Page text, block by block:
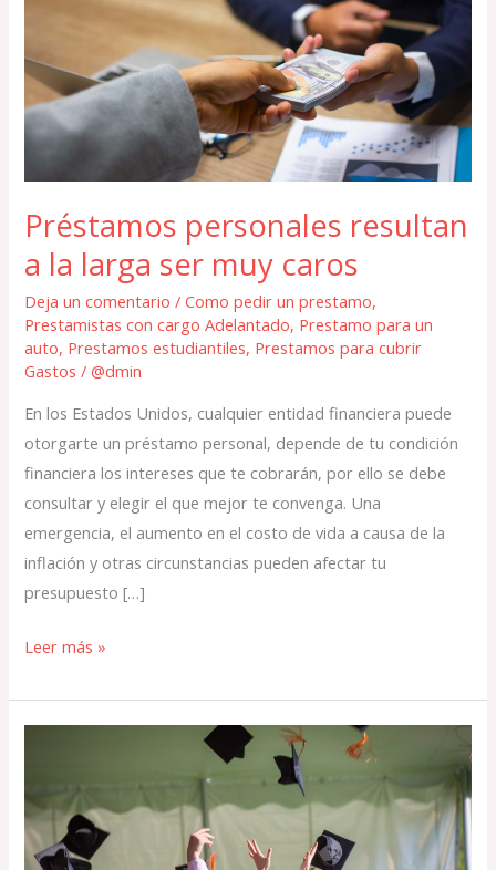
Préstamos personales resultan
a la larga ser muy caros
Deja un comentario /Como pedir un prestamo,
Prestamistas con cargo Adelantado, Prestamo para un
auto, Prestamos estudiantiles, Prestamos para cubrir
Gastos /@dmin
En los Estados Unidos, cualquier entidad financiera puede
otorgarte un préstamo personal, depende de tu condición
financiera los intereses que te cobrarán, por ello se debe
consultar y elegir el que mejor te convenga. Una
emergencia, el aumento en el costo de vida a causa de la
inflación y otras circunstancias pueden afectar tu
presupuesto […]
la
larga
ser
caros
Leer más »
utiliza
préstamo
para